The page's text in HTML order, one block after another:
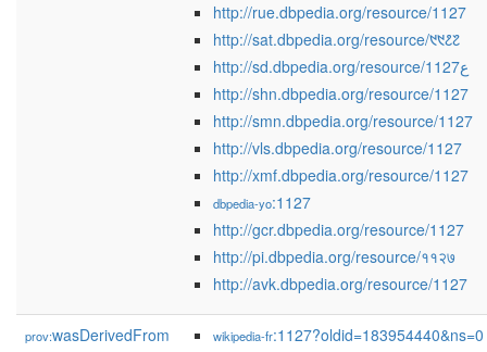
http://rue.dbpedia.org/resource/1127
http://sat.dbpedia.org/resource/᱑᱑᱒᱗
http://sd.dbpedia.org/resource/1127ع
http://shn.dbpedia.org/resource/1127
http://smn.dbpedia.org/resource/1127
http://vls.dbpedia.org/resource/1127
http://xmf.dbpedia.org/resource/1127
dbpedia-yo:1127
http://gcr.dbpedia.org/resource/1127
http://pi.dbpedia.org/resource/११२७
http://avk.dbpedia.org/resource/1127
prov:wasDerivedFrom wikipedia-fr:1127?oldid=183954440&ns=0